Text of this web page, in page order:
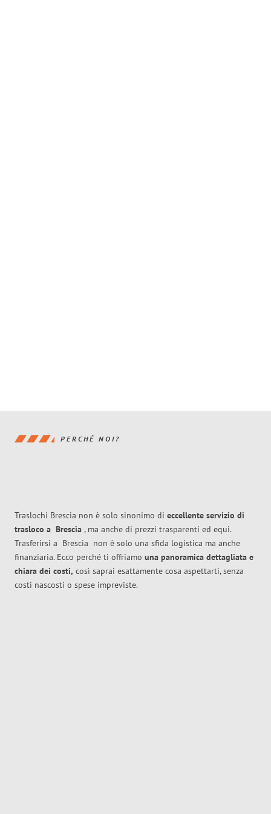
PERCHÉ NOI?
Traslochi Brescia non è solo sinonimo di eccellente servizio di
trasloco a Brescia , ma anche di prezzi trasparenti ed equi.
Trasferirsi a Brescia non è solo una sfida logistica ma anche
finanziaria. Ecco perché ti offriamo una panoramica dettagliata e
chiara dei costi, così saprai esattamente cosa aspettarti, senza
costi nascosti o spese impreviste.